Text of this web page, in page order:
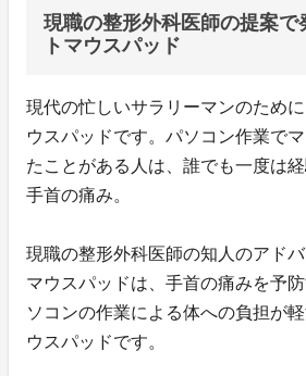
現職の整形外科医師の提案で
トマウスパッド
現代の忙しいサラリーマンのため
ウスパッドです。パソコン作業で
たことがある人は、誰でも一度は
手首の痛み。
現職の整形外科医師の知人のアド
マウスパッドは、手首の痛みを予
ソコンの作業による体への負担が
ウスパッドです。